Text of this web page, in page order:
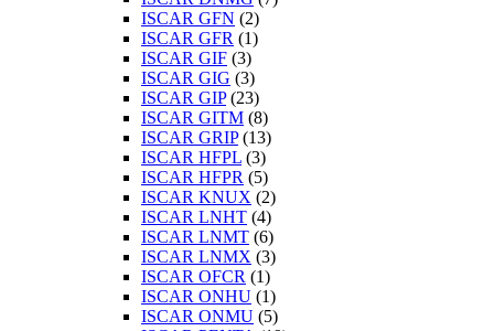
ISCAR GFN (2)
ISCAR GFR (1)
ISCAR GIF (3)
ISCAR GIG (3)
ISCAR GIP(23)
ISCAR GITM (8)
ISCAR GRIP(13)
ISCAR HFPL (3)
ISCAR HFPR (5)
ISCAR KNUX (2)
ISCAR LNHT (4)
ISCAR LNMT (6)
ISCAR LNMX (3)
ISCAR OFCR (1)
ISCAR ONHU (1)
ISCAR ONMU (5)